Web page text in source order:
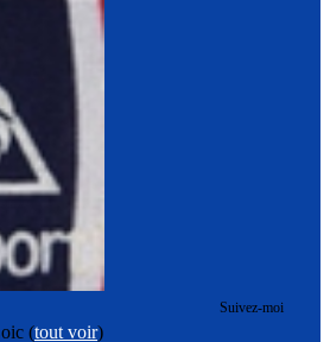
Suivez-moi
(tout voir)